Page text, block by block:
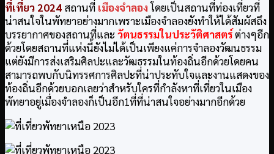
ที่เที่ยว2024 สถานที่ เมืองจําลองโดยเป็นสถานที่ท่องเที่ยวที่
น่าสนใจในพัทยาอย่างมากเพราะเมืองจำลองยังทำให้ได้สัมผัสถึง
บรรยากาศของสถานที่และ วัตนธรรมในประวัติศาสตร์ต่างๆอีก
ด้วยโดยสถานที่แห่งนี้ยังไม่ได้เป็นเพียงแค่การจำลองวัฒนธรรม
แต่ยังมีการส่งเสริมศิลปะและวัฒธรรมในท้องถิ่นอีกด้วยโดยคน
สามารถพบกับนิทรรศการศิลปะที่น่าประทับใจและงานแสดงของ
ท้องถิ่นอีกด้วยบอกเลยว่าสำหรับใครที่กำลังหาที่เที่ยวในเมือง
พัทยาอยู่เมื่องจำลองก็เป็นอีก1ที่ที่น่าสนใจอย่างมากอีกด้วย